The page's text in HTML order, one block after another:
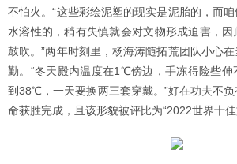
不怕火。“这些彩绘泥塑的现实是泥胎的，而
水溶性的，稍有失慎就会对文物形成迫害，
鼓吹。”两年时刻里，杨海涛随拓荒团队小心
勤。“冬天殿内温度在1℃傍边，手冻得险些伸
到38℃，一天要换两三套穿戴。”好在功夫不
命获胜完成，且该形貌被评比为“2022世界十佳